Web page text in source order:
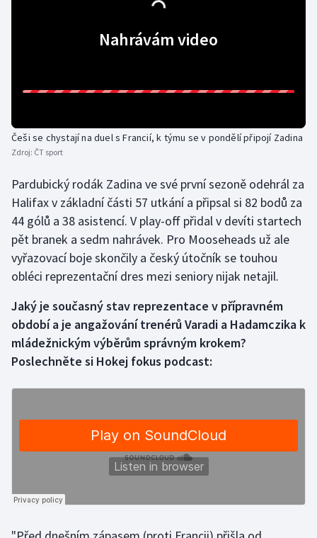
Rychlobruslení
Rychlostní kanoistika
Sportovní střelba
Stolní tenis
Triatlon
Veslování
Vodní slalom
Volejbal
Nahrávám video
Češi se chystají na duel s Francií, k týmu se v pondělí připojí Zadina
Zdroj: ČT sport
Pardubický rodák Zadina ve své první sezoně odehrál za
Halifax v základní části 57 utkání a připsal si 82 bodů za
44 gólů a 38 asistencí. V play-off přidal v devíti startech
pět branek a sedm nahrávek. Pro Mooseheads už ale
vyřazovací boje skončily a český útočník se touhou
obléci reprezentační dres mezi seniory nijak netajil.
Jaký je současný stav reprezentace v přípravném
období a je angažování trenérů Varadi a Hadamczika k
mládežnickým výběrům správným krokem?
Poslechněte si Hokej fokus podcast: